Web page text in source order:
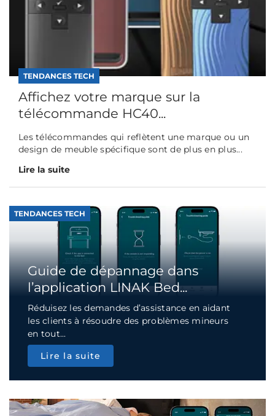
TENDANCES TECH
Affichez votre marque sur la
télécommande HC40...
Les télécommandes qui reflètent une marque ou un
design de meuble spécifique sont de plus en plus...
Lire la suite
TENDANCES TECH
Guide de dépannage dans
l’application LINAK Bed...
Réduisez les demandes d’assistance en aidant
les clients à résoudre des problèmes mineurs
en tout...
Lire la suite